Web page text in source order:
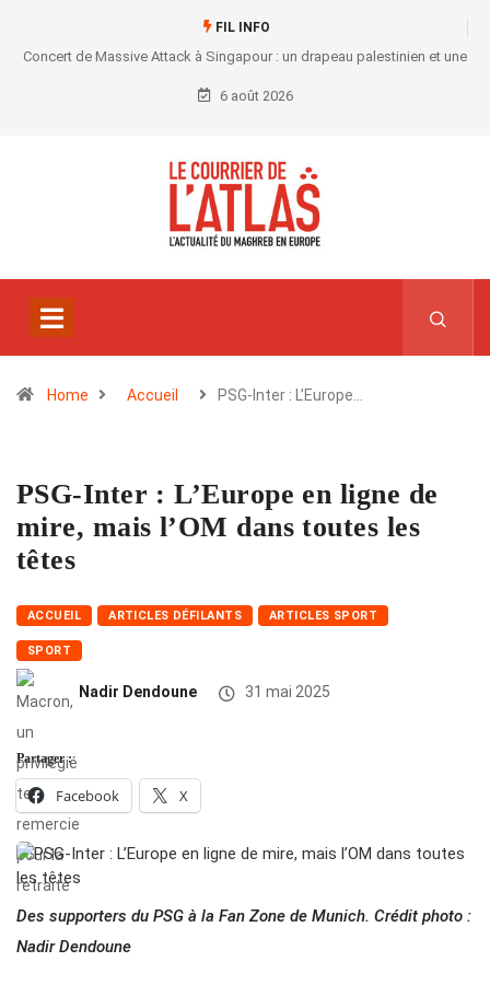
FIL INFO
Concert de Massive Attack à Singapour : un drapeau palestinien et une
convocation au commissariat
6 août 2026
Home Accueil PSG-Inter : L’Europe…
PSG-Inter : L’Europe en ligne de
mire, mais l’OM dans toutes les
têtes
ACCUEIL ARTICLES DÉFILANTS ARTICLES SPORT
SPORT
Nadir Dendoune 31 mai 2025
Partager :
Facebook X
Des supporters du PSG à la Fan Zone de Munich. Crédit photo :
Nadir Dendoune